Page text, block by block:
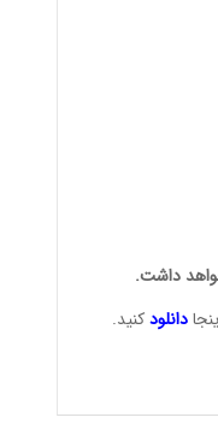
داشت.
دانلودکنید.